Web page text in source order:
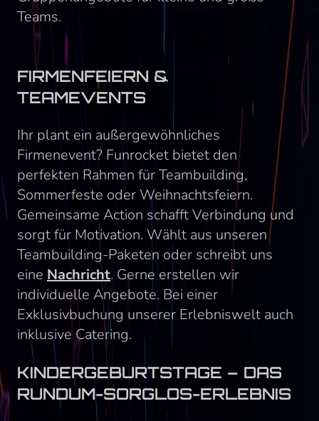
Teams.
FIRMENFEIERN &
TEAMEVENTS
Ihr plant ein außergewöhnliches
Firmenevent? Funrocket bietet den
perfekten Rahmen für Teambuilding,
Sommerfeste oder Weihnachtsfeiern.
Gemeinsame Action schafft Verbindung und
sorgt für Motivation. Wählt aus unseren
Teambuilding-Paketen oder schreibt uns
eine Nachricht. Gerne erstellen wir
individuelle Angebote. Bei einer
Exklusivbuchung unserer Erlebniswelt auch
inklusive Catering.
KINDERGEBURTSTAGE – DAS
RUNDUM-SORGLOS-ERLEBNIS